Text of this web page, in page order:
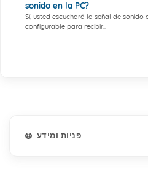
sonido en la PC?
Sí, usted escuchará la señal de
configurable para recibir...
פניות ומידע